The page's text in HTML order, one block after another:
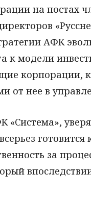
на постах
АФК
к модели
корпорации, к
от нее в
«Система»,
за